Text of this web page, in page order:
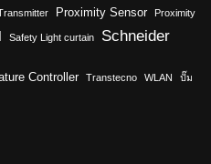
Proximity Sensor Proximity
Safety Light curtain Schneider
Controller Transtecno WLAN ปั๊ม